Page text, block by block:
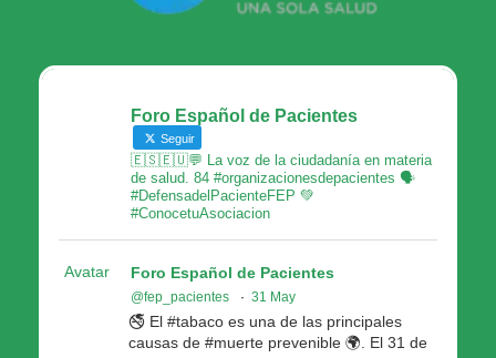
Foro Español de Pacientes
Seguir
🇪🇸🇪🇺💬 La voz de la ciudadanía en materia
de salud. 84 #organizacionesdepacientes 🗣
#DefensadelPacienteFEP 💚
#ConocetuAsociacion
Avatar Foro Español de Pacientes
@fep_pacientes · 31 May
🚭 El #tabaco es una de las principales
causas de #muerte prevenible 🌍. El 31 de